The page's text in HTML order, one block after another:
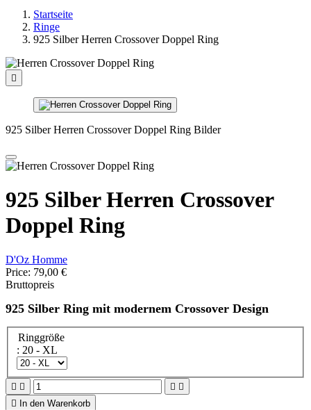
Startseite
Ringe
925 Silber Herren Crossover Doppel Ring

925 Silber Herren Crossover Doppel Ring Bilder
925 Silber Herren Crossover
Doppel Ring
D'Oz Homme
Price: 79,00 €
Bruttopreis
925 Silber Ring mit modernem Crossover Design
Ringgröße
: 20 - XL
   

In den Warenkorb